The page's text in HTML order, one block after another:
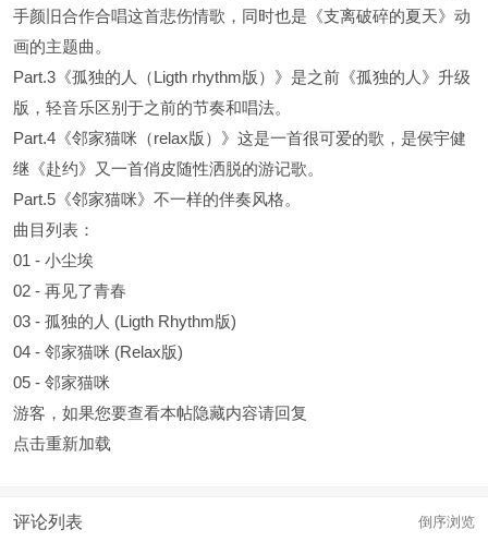
手颜旧合作合唱这首悲伤情歌，同时也是《支离破碎的夏天》动
画的主题曲。
Part.3《孤独的人（Ligth rhythm版）》是之前《孤独的人》升级
版，轻音乐区别于之前的节奏和唱法。
Part.4《邻家猫咪（relax版）》这是一首很可爱的歌，是侯宇健
继《赴约》又一首俏皮随性洒脱的游记歌。
Part.5《邻家猫咪》不一样的伴奏风格。
曲目列表：
01 - 小尘埃
02 - 再见了青春
03 - 孤独的人 (Ligth Rhythm版)
04 - 邻家猫咪 (Relax版)
05 - 邻家猫咪
游客，如果您要查看本帖隐藏内容请回复
点击重新加载
评论列表 倒序浏览